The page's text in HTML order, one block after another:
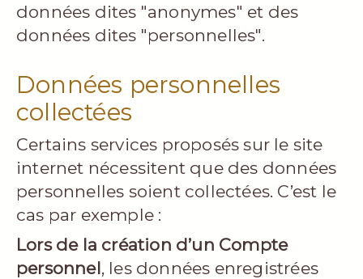
données dites "anonymes" et des
données dites "personnelles".
Données personnelles
collectées
Certains services proposés sur le site
internet nécessitent que des données
personnelles soient collectées. C’est le
cas par exemple :
Lors de la création d’un Compte
personnel, les données enregistrées